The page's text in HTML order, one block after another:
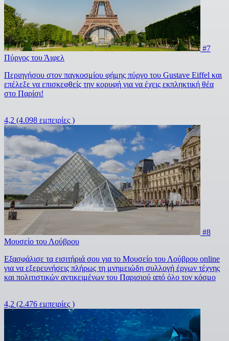
#7
Πύργος του Άιφελ
Περιηγήσου στον παγκοσμίου φήμης πύργο του Gustave Eiffel και
επέλεξε να επισκεφθείς την κορυφή για να έχεις εκπληκτική θέα
στο Παρίσι!
4,2 (4.098 εμπειρίες )
#8
Μουσείο του Λούβρου
Εξασφάλισε τα εισιτήριά σου για το Μουσείο του Λούβρου online
για να εξερευνήσεις πλήρως τη μνημειώδη συλλογή έργων τέχνης
και πολιτιστικών αντικειμένων του Παρισιού από όλο τον κόσμο
4,2 (2.476 εμπειρίες )